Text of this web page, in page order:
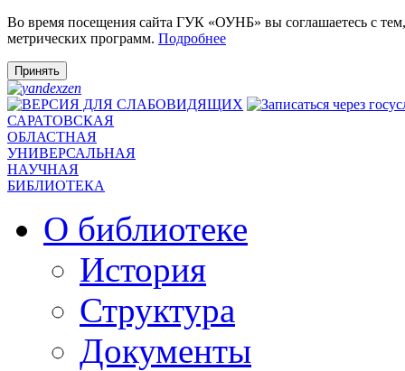
Во время посещения сайта ГУК «ОУНБ» вы соглашаетесь с
метрических программ. Подробнее
Принять
САРАТОВСКАЯ
ОБЛАСТНАЯ
УНИВЕРСАЛЬНАЯ
НАУЧНАЯ
БИБЛИОТЕКА
О библиотеке
История
Структура
Документы